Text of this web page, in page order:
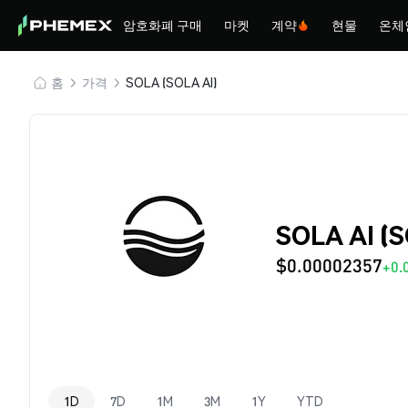
암호화폐 구매 마켓 계약 현물 온체
홈 가격 SOLA (SOLA AI)
SOLA AI
$0.00002357
1D 7D 1M 3M 1Y YTD